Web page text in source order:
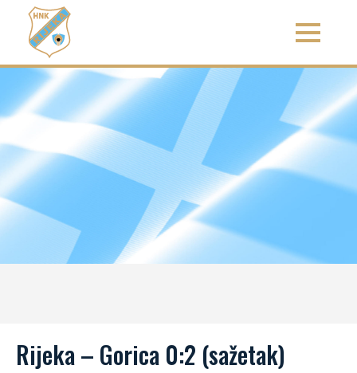
Rijeka – Gorica 0:2 (sažetak)